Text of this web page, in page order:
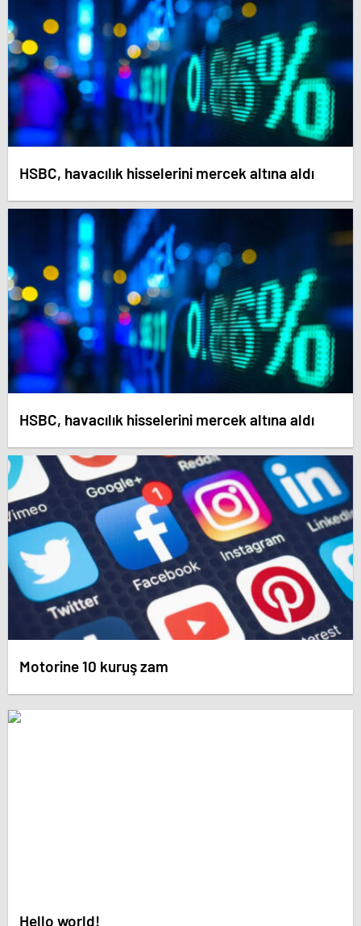
HSBC, havacılık hisselerini mercek altına aldı
HSBC, havacılık hisselerini mercek altına aldı
Motorine 10 kuruş zam
Hello world!